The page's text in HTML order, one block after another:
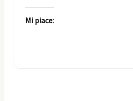
Mi piace: